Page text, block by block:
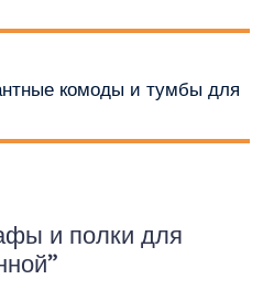
комоды и тумбы для
и полки для